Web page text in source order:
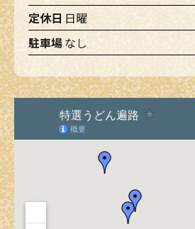
定休日 日曜
駐車場なし